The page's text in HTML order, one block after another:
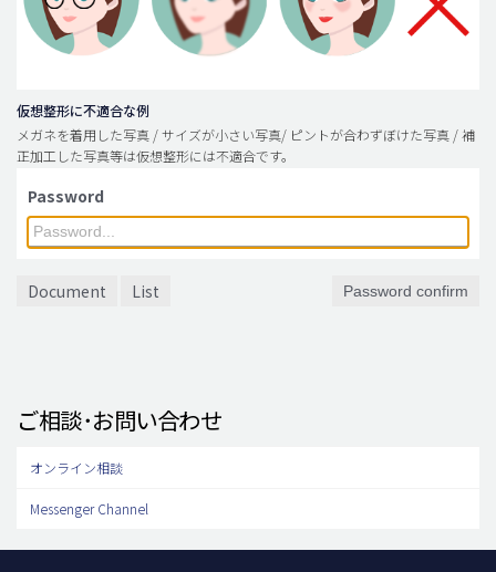
仮想整形に不適合な例
メガネを着用した写真 / サイズが小さい写真/ ピントが合わずぼけた写真 / 補
正加工した写真等は仮想整形には不適合です。
Password
Document List Password confirm
ご相談･お問い合わせ
オンライン相談
Messenger Channel